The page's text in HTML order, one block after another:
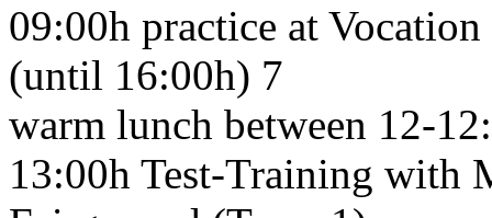
09:00h practice at
(until 16:00h) 7
warm lunch between 12-
13:00h Test-Training with